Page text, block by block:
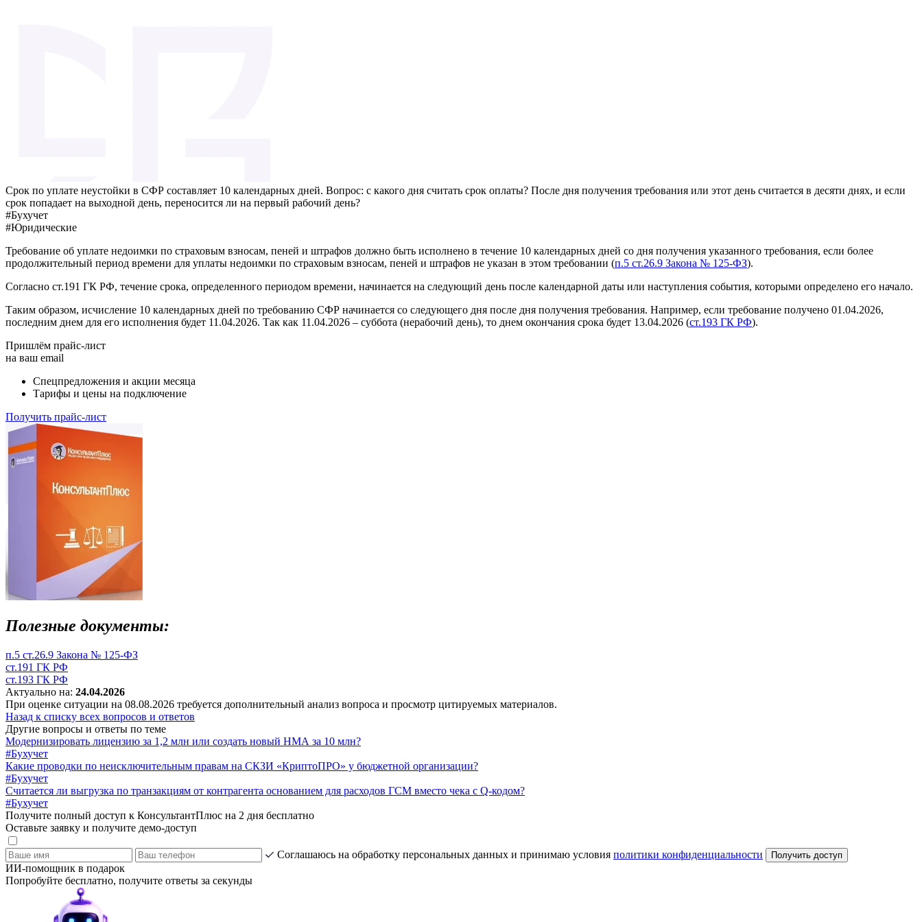
Срок по уплате неустойки в СФР составляет 10 календарных дней. Вопрос: с какого дня считать срок оплаты? После дня получения требования или этот день считается в десяти днях, и если
срок попадает на выходной день, переносится ли на первый рабочий день?
#Бухучет
#Юридические
Требование об уплате недоимки по страховым взносам, пеней и штрафов должно быть исполнено в течение 10 календарных дней со дня получения указанного требования, если более
продолжительный период времени для уплаты недоимки по страховым взносам, пеней и штрафов не указан в этом требовании (п.5 ст.26.9 Закона № 125-ФЗ).
Согласно ст.191 ГК РФ, течение срока, определенного периодом времени, начинается на следующий день после календарной даты или наступления события, которыми определено его начало.
Таким образом, исчисление 10 календарных дней по требованию СФР начинается со следующего дня после дня получения требования. Например, если требование получено 01.04.2026,
последним днем для его исполнения будет 11.04.2026. Так как 11.04.2026 – суббота (нерабочий день), то днем окончания срока будет 13.04.2026 (ст.193 ГК РФ).
Пришлём прайс-лист
на ваш email
Спецпредложения и акции месяца
Тарифы и цены на подключение
Получить прайс-лист
Полезные документы:
п.5 ст.26.9 Закона № 125-ФЗ
ст.191 ГК РФ
ст.193 ГК РФ
Актуально на: 24.04.2026
При оценке ситуации на 08.08.2026 требуется дополнительный анализ вопроса и просмотр цитируемых материалов.
Назад к списку всех вопросов и ответов
Другие вопросы и ответы по теме
Модернизировать лицензию за 1,2 млн или создать новый НМА за 10 млн?
#Бухучет
Какие проводки по неисключительным правам на СКЗИ «КриптоПРО» у бюджетной организации?
#Бухучет
Считается ли выгрузка по транзакциям от контрагента основанием для расходов ГСМ вместо чека с Q-кодом?
#Бухучет
Получите полный доступ к КонсультантПлюс на 2 дня бесплатно
Оставьте заявку и получите демо-доступ
Соглашаюсь на обработку персональных данных и принимаю условия политики конфиденциальности Получить доступ
ИИ-помощник в подарок
Попробуйте бесплатно, получите ответы за секунды